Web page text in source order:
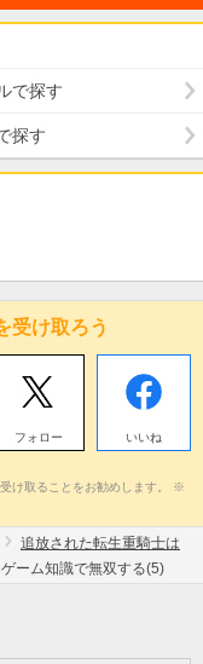
で探す
探す
受け取ろう
フォロー いいね
け取ることをお勧めします。 ※
追放された転生重騎士は
ーム知識で無双する(5)